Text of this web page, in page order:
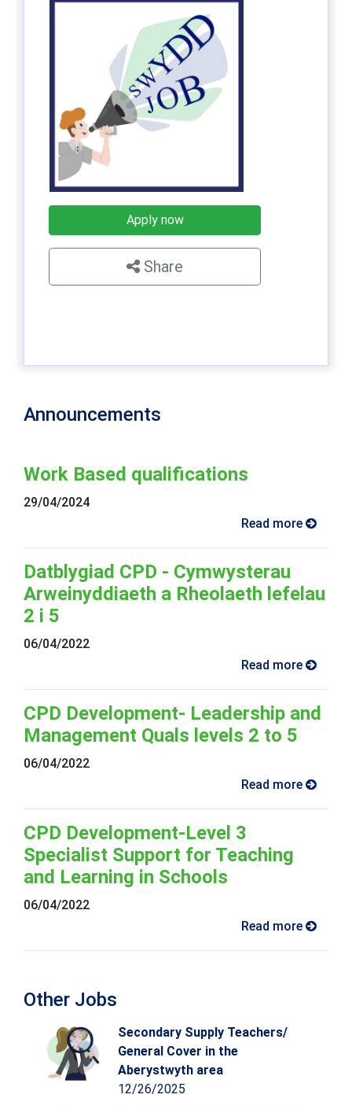
Apply now
Share
Announcements
Work Based qualifications
29/04/2024
Read more
Datblygiad CPD - Cymwysterau
Arweinyddiaeth a Rheolaeth lefelau
2 i 5
06/04/2022
Read more
CPD Development- Leadership and
Management Quals levels 2 to 5
06/04/2022
Read more
CPD Development-Level 3
Specialist Support for Teaching
and Learning in Schools
06/04/2022
Read more
Other Jobs
Secondary Supply Teachers/
General Cover in the
Aberystwyth area
12/26/2025